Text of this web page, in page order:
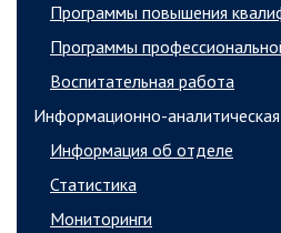
Программы повышения
Программы
Воспитательная работа
Информационно-
Информация об отделе
Статистика
Мониторинги